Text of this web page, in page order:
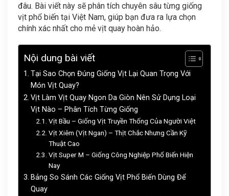
đâu. Bài viết này sẽ phân tích chuyên sâu từng giống
vịt phổ biến tại Việt Nam, giúp bạn đưa ra lựa chọn
chính xác nhất cho mẻ vịt quay hoàn hảo.
Nội dung bài viết
Tại Sao Chọn Đúng Giống Vịt Lại Quan Trọng Với
Món Vịt Quay?
Vịt Làm Vịt Quay Ngon Da Giòn Nên Sử Dụng Loại
Vịt Nào – Phân Tích Từng Giống
Vịt Bầu – Giống Vịt Truyền Thống Của Người Việt
Vịt Xiêm (Vịt Ngan) – Thịt Chắc Nhưng Cần Kỹ
Thuật Cao
Vịt Super M – Giống Công Nghiệp Phổ Biến Hiện
Nay
Bảng So Sánh Các Giống Vịt Phổ Biến Dùng Để
Quay